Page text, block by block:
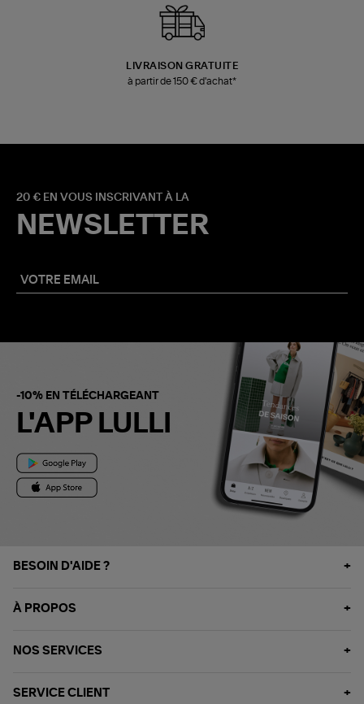
LIVRAISON GRATUITE
à partir de 150 € d'achat*
20 € EN VOUS INSCRIVANT À LA
NEWSLETTER
-10% EN TÉLÉCHARGEANT
L'APP LULLI
BESOIN D'AIDE ?
À PROPOS
NOS SERVICES
SERVICE CLIENT